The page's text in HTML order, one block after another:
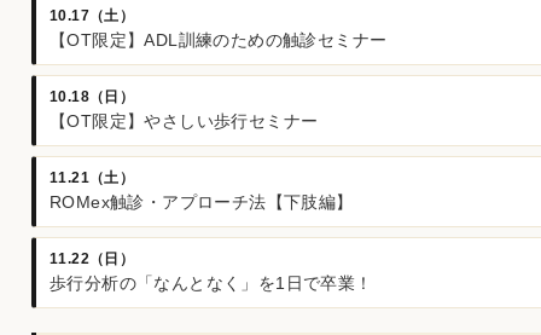
10.17（土）
【OT限定】ADL訓練のための触診セミナー
10.18（日）
【OT限定】やさしい歩行セミナー
11.21（土）
ROMex触診・アプローチ法【下肢編】
11.22（日）
歩行分析の「なんとなく」を1日で卒業！